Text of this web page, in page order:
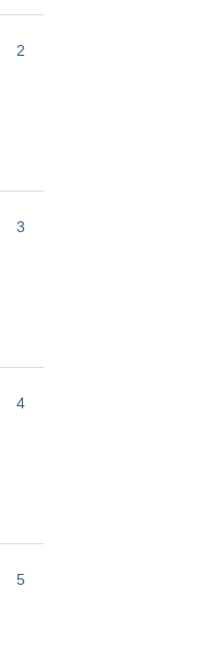
2
3
4
5